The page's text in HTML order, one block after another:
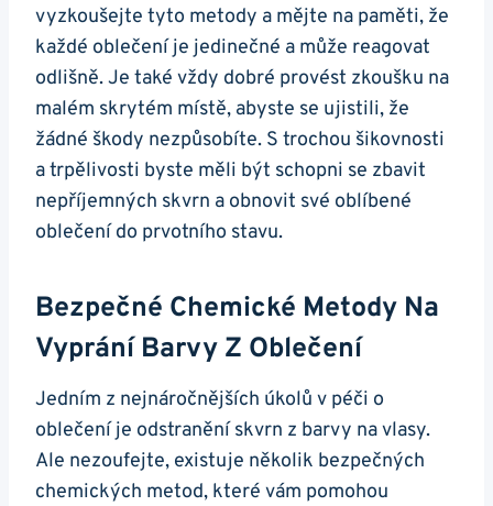
vyzkoušejte tyto metody a mějte na paměti, že
každé oblečení je jedinečné a může reagovat
odlišně. Je také vždy dobré provést zkoušku na
malém skrytém místě, abyste se ujistili, že
žádné škody nezpůsobíte. S trochou šikovnosti
a trpělivosti byste měli být schopni se zbavit
nepříjemných skvrn a obnovit své oblíbené
oblečení do prvotního stavu.
Bezpečné Chemické Metody Na
Vyprání Barvy Z Oblečení
Jedním z nejnáročnějších úkolů v péči o
oblečení je odstranění skvrn z barvy na vlasy.
Ale nezoufejte, existuje několik bezpečných
chemických metod, které vám pomohou